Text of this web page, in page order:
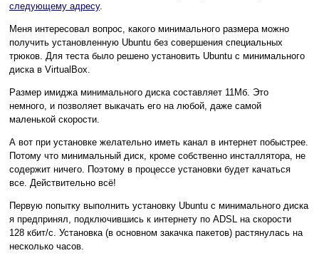
следующему адресу.
Меня интересовал вопрос, какого минимального размера можно
получить установленную Ubuntu без совершения специальных
трюков. Для теста было решено установить Ubuntu c минимального
диска в VirtualBox.
Размер имиджа минимального диска составляет 11Mб. Это
немного, и позволяет выкачать его на любой, даже самой
маленькой скорости.
А вот при установке желательно иметь канал в интернет побыстрее.
Потому что минимальный диск, кроме собственно инсталлятора, не
содержит ничего. Поэтому в процессе установки будет качаться
все. Действительно всё!
Первую попытку выполнить установку Ubuntu с минимального диска
я предпринял, подключившись к интернету по ADSL на скорости
128 кбит/с. Установка (в основном закачка пакетов) растянулась на
несколько часов.